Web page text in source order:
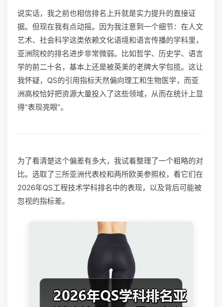
说实话，我之前也相信排名上升就是实力提升的直接证
据。但现在我有点动摇。因为我注意到一个细节：在人文
艺术、社会科学这类依赖文化语境和语言传播的学科里，
亚洲院校的排名进步非常微弱。比如哲学、历史学、语言
学的前二十名，基本上还是被英美的老牌大学包揽。这让
我怀疑，QS的引用指标天然偏向理工和生物医学，而亚
洲高校恰好把资源大量投入了这些领域，从而在统计上显
得“表现亮眼”。
为了看清楚这个偏差有多大，我试着整理了一个粗略的对
比。选取了三所亚洲代表校和两所欧美参照校，看它们在
2026年QS工程技术学科排名中的表现，以及背后可能被
忽视的指标差。